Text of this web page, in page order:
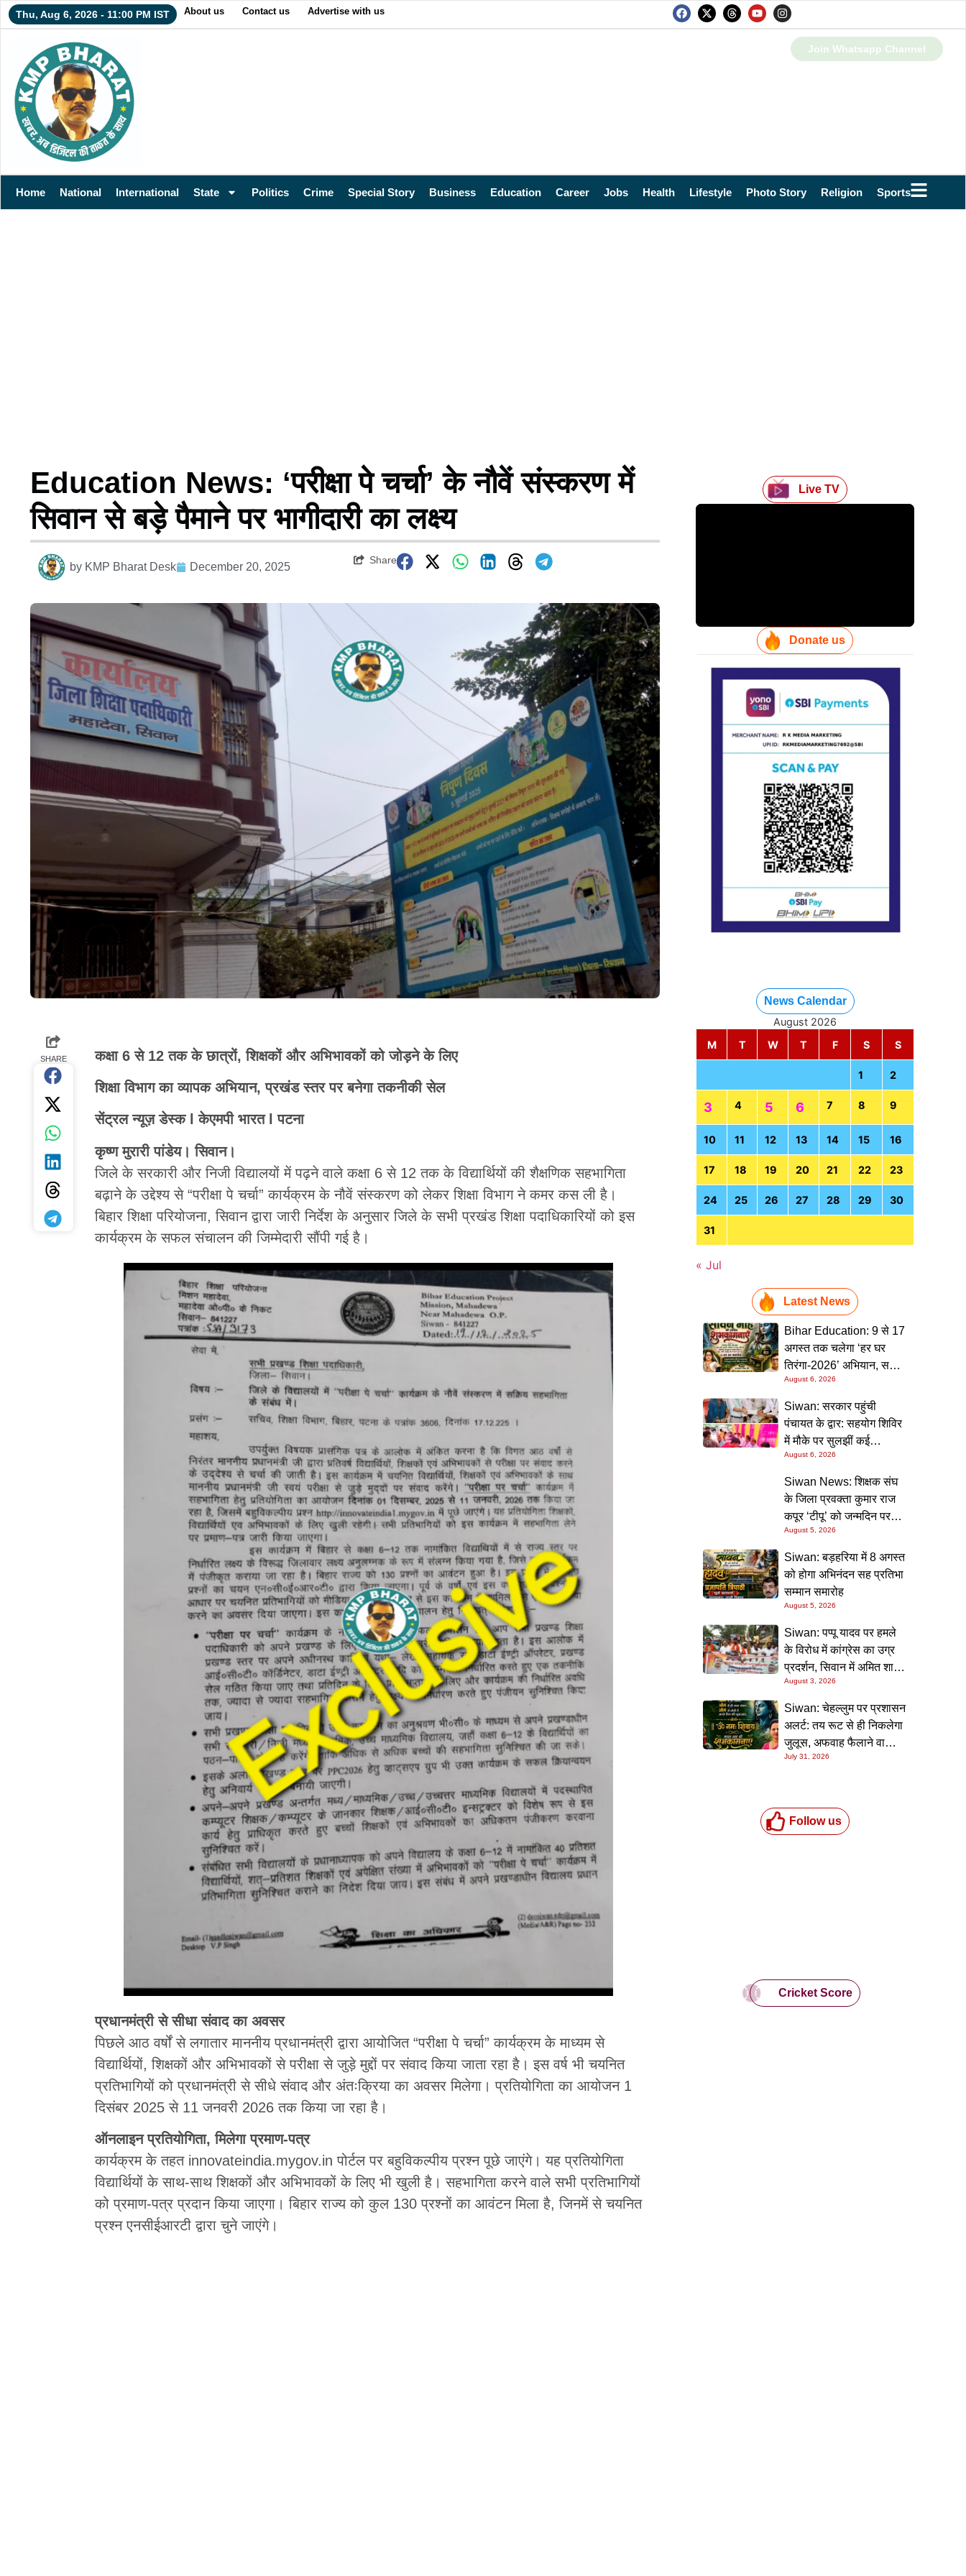
Thu, Aug 6, 2026 - 11:00 PM IST About us Contact us Advertise with us
Join Whatsapp Channel
Home National International State Politics Crime Special Story Business Education Career Jobs Health Lifestyle Photo Story Religion Sports
Education News: ‘परीक्षा पे चर्चा’ के नौवें संस्करण में
सिवान से बड़े पैमाने पर भागीदारी का लक्ष्य
by KMP Bharat Desk December 20, 2025
Share
SHARE कक्षा 6 से 12 तक के छात्रों, शिक्षकों और अभिभावकों को जोड़ने के लिए
शिक्षा विभाग का व्यापक अभियान, प्रखंड स्तर पर बनेगा तकनीकी सेल
सेंट्रल न्यूज़ डेस्क l केएमपी भारत l पटना
कृष्ण मुरारी पांडेय। सिवान।
जिले के सरकारी और निजी विद्यालयों में पढ़ने वाले कक्षा 6 से 12 तक के विद्यार्थियों की शैक्षणिक सहभागिता
बढ़ाने के उद्देश्य से “परीक्षा पे चर्चा” कार्यक्रम के नौवें संस्करण को लेकर शिक्षा विभाग ने कमर कस ली है।
बिहार शिक्षा परियोजना, सिवान द्वारा जारी निर्देश के अनुसार जिले के सभी प्रखंड शिक्षा पदाधिकारियों को इस
कार्यक्रम के सफल संचालन की जिम्मेदारी सौंपी गई है।
प्रधानमंत्री से सीधा संवाद का अवसर
पिछले आठ वर्षों से लगातार माननीय प्रधानमंत्री द्वारा आयोजित “परीक्षा पे चर्चा” कार्यक्रम के माध्यम से
विद्यार्थियों, शिक्षकों और अभिभावकों से परीक्षा से जुड़े मुद्दों पर संवाद किया जाता रहा है। इस वर्ष भी चयनित
प्रतिभागियों को प्रधानमंत्री से सीधे संवाद और अंतःक्रिया का अवसर मिलेगा। प्रतियोगिता का आयोजन 1
दिसंबर 2025 से 11 जनवरी 2026 तक किया जा रहा है।
ऑनलाइन प्रतियोगिता, मिलेगा प्रमाण-पत्र
कार्यक्रम के तहत innovateindia.mygov.in पोर्टल पर बहुविकल्पीय प्रश्न पूछे जाएंगे। यह प्रतियोगिता
विद्यार्थियों के साथ-साथ शिक्षकों और अभिभावकों के लिए भी खुली है। सहभागिता करने वाले सभी प्रतिभागियों
को प्रमाण-पत्र प्रदान किया जाएगा। बिहार राज्य को कुल 130 प्रश्नों का आवंटन मिला है, जिनमें से चयनित
प्रश्न एनसीईआरटी द्वारा चुने जाएंगे।
Live TV
Donate us
News Calendar
August 2026
M
T W T F S S
1 2
3 4 5 6 7 8 9
10 11 12 13 14 15 16
17 18 19 20 21 22 23
24 25 26 27 28 29 30
31
« Jul
Latest News
Bihar Education: 9 से 17
अगस्त तक चलेगा ‘हर घर
तिरंगा-2026’ अभियान, सभी
स्कूलों को दिए गए विस्तृत
निर्देश
August 6, 2026
Siwan: सरकार पहुंची
पंचायत के द्वार: सहयोग शिविर
में मौके पर सुलझीं कई
समस्याएं, 30 दिन में समाधान
की गारंटी
August 6, 2026
Siwan News: शिक्षक संघ
के जिला प्रवक्ता कुमार राज
कपूर ‘टीपू’ को जन्मदिन पर
मिली शुभकामनाओं की सौगात
August 5, 2026
Siwan: बड़हरिया में 8 अगस्त
को होगा अभिनंदन सह प्रतिभा
सम्मान समारोह
August 5, 2026
Siwan: पप्पू यादव पर हमले
के विरोध में कांग्रेस का उग्र
प्रदर्शन, सिवान में अमित शाह
का पुतला फूंका
August 3, 2026
Siwan: चेहल्लुम पर प्रशासन
अलर्ट: तय रूट से ही निकलेगा
जुलूस, अफवाह फैलाने वालों
पर होगी सख्त कार्रवाई
July 31, 2026
Follow us
Cricket Score